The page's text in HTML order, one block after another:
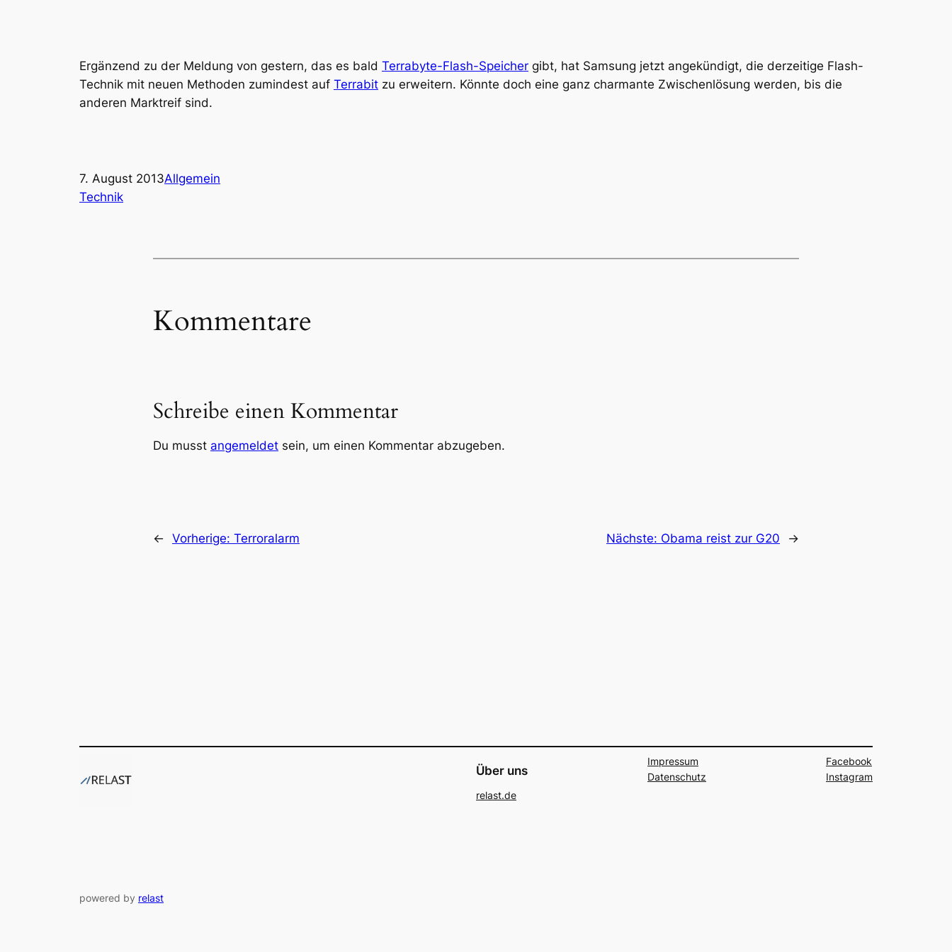
Ergänzend zu der Meldung von gestern, das es bald Terrabyte-Flash-Speicher gibt, hat Samsung jetzt angekündigt, die derzeitige Flash-
Technik mit neuen Methoden zumindest auf Terrabit zu erweitern. Könnte doch eine ganz charmante Zwischenlösung werden, bis die
anderen Marktreif sind.
7. August 2013Allgemein
Technik
Kommentare
Schreibe einen Kommentar
Du musst angemeldet sein, um einen Kommentar abzugeben.
← Vorherige: Terroralarm Nächste: Obama reist zur G20 →
Über uns
relast.de
Impressum
Datenschutz
Facebook
Instagram
powered by relast